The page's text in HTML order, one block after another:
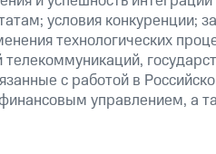
условия конкуренции;
технологических
с работой в
управлением, а